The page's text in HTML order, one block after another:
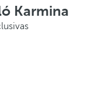
Karmina